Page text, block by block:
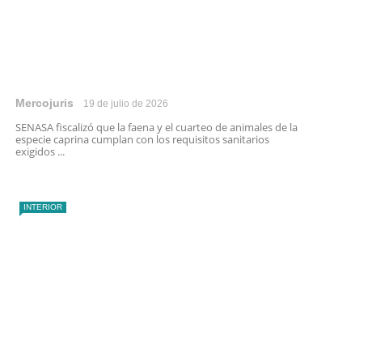
Mercojuris 19 de julio de 2026
SENASA fiscalizó que la faena y el cuarteo de animales de la
especie caprina cumplan con los requisitos sanitarios
exigidos ...
INTERIOR